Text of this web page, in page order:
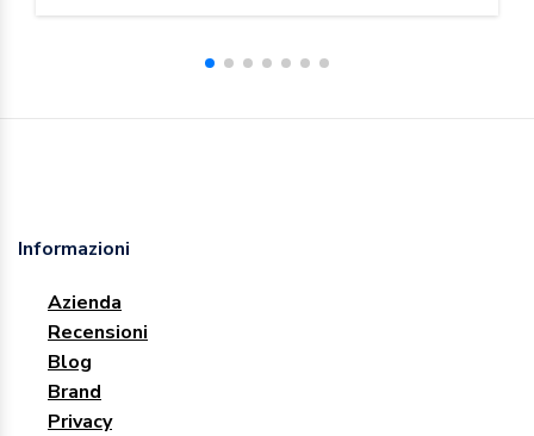
Informazioni
Azienda
Recensioni
Blog
Brand
Privacy